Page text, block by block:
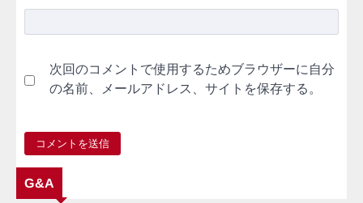
次回のコメントで使用するためブラウザーに自分
の名前、メールアドレス、サイトを保存する。
G&A